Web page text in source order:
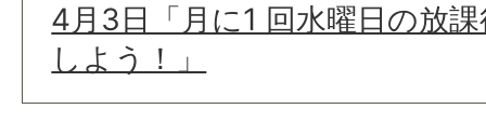
4月3日「月に1 回水曜日の放
しよう！」